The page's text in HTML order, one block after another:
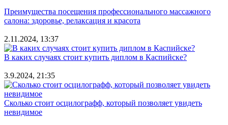
Преимущества посещения профессионального массажного
салона: здоровье, релаксация и красота
2.11.2024, 13:37
В каких случаях стоит купить диплом в Каспийске?
3.9.2024, 21:35
Сколько стоит осцилографф, который позволяет увидеть
невидимое